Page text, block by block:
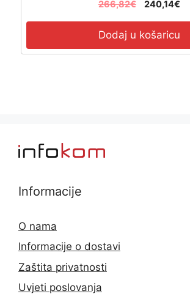
266,82€ 240,14€
Dodaj u košaricu
Informacije
O nama
Informacije o dostavi
Zaštita privatnosti
Uvjeti poslovanja